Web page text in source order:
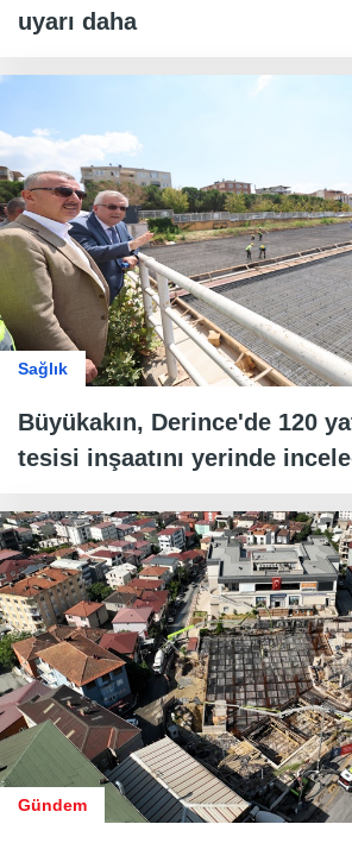
uyarı daha
Sağlık
Büyükakın, Derince'de 120
tesisi inşaatını yerinde
Gündem